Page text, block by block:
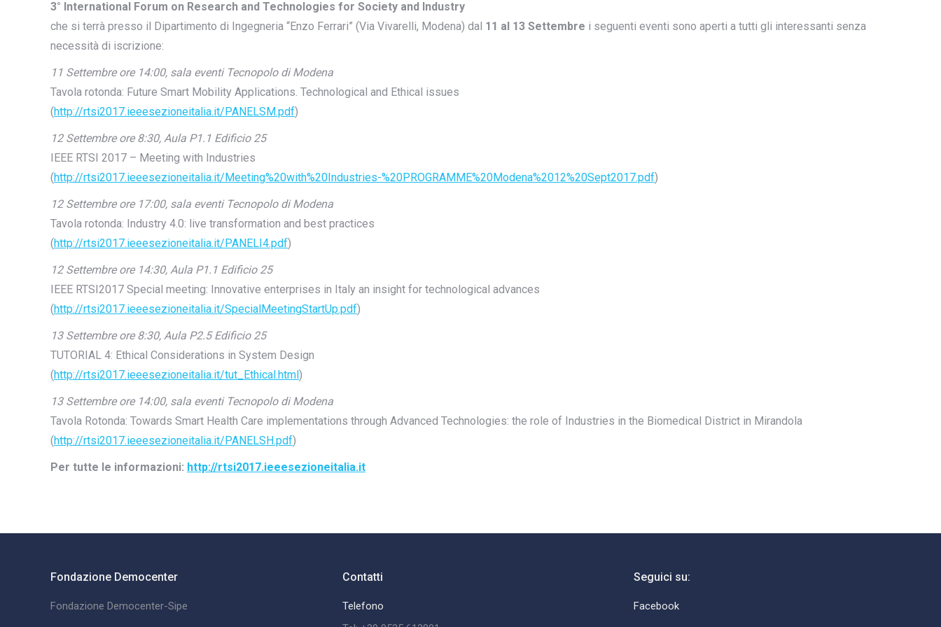
3° International Forum on Research and Technologies for Society and Industry
che si terrà presso il Dipartimento di Ingegneria “Enzo Ferrari” (Via Vivarelli, Modena) dal 11 al 13 Settembre i seguenti eventi sono aperti a tutti gli interessanti senza
necessità di iscrizione:
11 Settembre ore 14:00, sala eventi Tecnopolo di Modena
Tavola rotonda: Future Smart Mobility Applications. Technological and Ethical issues
(http://rtsi2017.ieeesezioneitalia.it/PANELSM.pdf)
12 Settembre ore 8:30, Aula P1.1 Edificio 25
IEEE RTSI 2017 – Meeting with Industries
(http://rtsi2017.ieeesezioneitalia.it/Meeting%20with%20Industries-%20PROGRAMME%20Modena%2012%20Sept2017.pdf)
12 Settembre ore 17:00, sala eventi Tecnopolo di Modena
Tavola rotonda: Industry 4.0: live transformation and best practices
(http://rtsi2017.ieeesezioneitalia.it/PANELI4.pdf)
12 Settembre ore 14:30, Aula P1.1 Edificio 25
IEEE RTSI2017 Special meeting: Innovative enterprises in Italy an insight for technological advances
(http://rtsi2017.ieeesezioneitalia.it/SpecialMeetingStartUp.pdf)
13 Settembre ore 8:30, Aula P2.5 Edificio 25
TUTORIAL 4: Ethical Considerations in System Design
(http://rtsi2017.ieeesezioneitalia.it/tut_Ethical.html)
13 Settembre ore 14:00, sala eventi Tecnopolo di Modena
Tavola Rotonda: Towards Smart Health Care implementations through Advanced Technologies: the role of Industries in the Biomedical District in Mirandola
(http://rtsi2017.ieeesezioneitalia.it/PANELSH.pdf)
Per tutte le informazioni: http://rtsi2017.ieeesezioneitalia.it
Fondazione Democenter
Fondazione Democenter-Sipe
Contatti
Telefono
Seguici su:
Facebook